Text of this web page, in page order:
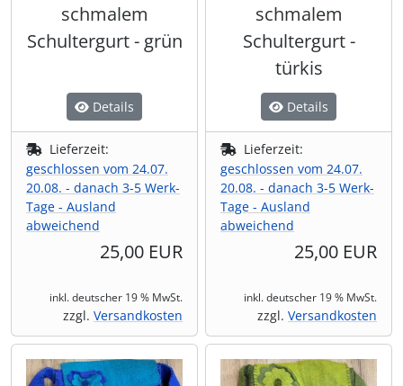
schmalem
Schultergurt - grün
Details
Lieferzeit:
geschlossen vom 24.07.
20.08. - danach 3-5 Werk-
Tage - Ausland
abweichend
25,00 EUR
inkl. deutscher 19 % MwSt.
zzgl. Versandkosten
schmalem
Schultergurt -
türkis
Details
Lieferzeit:
geschlossen vom 24.07.
20.08. - danach 3-5 Werk-
Tage - Ausland
abweichend
25,00 EUR
inkl. deutscher 19 % MwSt.
zzgl. Versandkosten